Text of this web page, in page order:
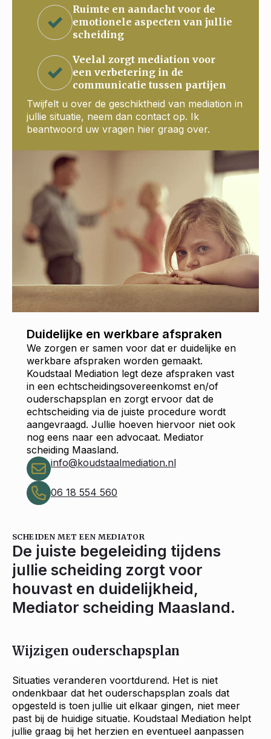
Ruimte en aandacht voor de
emotionele aspecten van jullie
scheiding
Veelal zorgt mediation voor
een verbetering in de
communicatie tussen partijen
Twijfelt u over de geschiktheid van mediation in
jullie situatie, neem dan contact op. Ik
beantwoord uw vragen hier graag over.
Duidelijke en werkbare afspraken
We zorgen er samen voor dat er duidelijke en
werkbare afspraken worden gemaakt.
Koudstaal Mediation legt deze afspraken vast
in een echtscheidingsovereenkomst en/of
ouderschapsplan en zorgt ervoor dat de
echtscheiding via de juiste procedure wordt
aangevraagd. Jullie hoeven hiervoor niet ook
nog eens naar een advocaat. Mediator
scheiding Maasland.
info@koudstaalmediation.nl
06 18 554 560
SCHEIDEN MET EEN MEDIATOR
De juiste begeleiding tijdens
jullie scheiding zorgt voor
houvast en duidelijkheid,
Mediator scheiding Maasland.
Wijzigen ouderschapsplan
Situaties veranderen voortdurend. Het is niet
ondenkbaar dat het ouderschapsplan zoals dat
opgesteld is toen jullie uit elkaar gingen, niet meer
past bij de huidige situatie. Koudstaal Mediation helpt
jullie graag bij het herzien en eventueel aanpassen